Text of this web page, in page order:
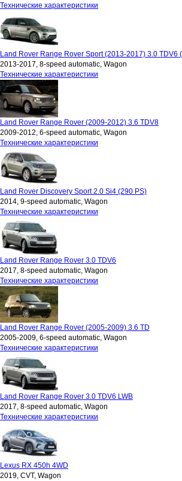
Технические характеристики
Land Rover Range Rover Sport (2013-2017) 3.0 TDV6
2013-2017, 8-speed automatic, Wagon
Технические характеристики
Land Rover Range Rover (2009-2012) 3.6 TDV8
2009-2012, 6-speed automatic, Wagon
Технические характеристики
Land Rover Discovery Sport 2.0 Si4 (290 PS)
2014, 9-speed automatic, Wagon
Технические характеристики
Land Rover Range Rover 3.0 TDV6
2017, 8-speed automatic, Wagon
Технические характеристики
Land Rover Range Rover (2005-2009) 3.6 TD
2005-2009, 6-speed automatic, Wagon
Технические характеристики
Land Rover Range Rover 3.0 TDV6 LWB
2017, 8-speed automatic, Wagon
Технические характеристики
Lexus RX 450h 4WD
2019, CVT, Wagon